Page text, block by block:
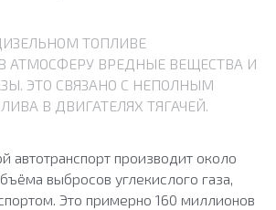
ТОПЛИВЕ
АТМОСФЕРУ ВРЕДНЫЕ ВЕЩЕСТВА И
ЭТО СВЯЗАНО С НЕПОЛНЫМ
В ДВИГАТЕЛЯХ ТЯГАЧЕЙ.
автотранспорт производит около
выбросов углекислого газа,
Это примерно 160 миллионов